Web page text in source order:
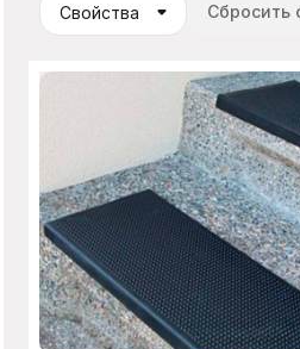
Свойства Сбросить